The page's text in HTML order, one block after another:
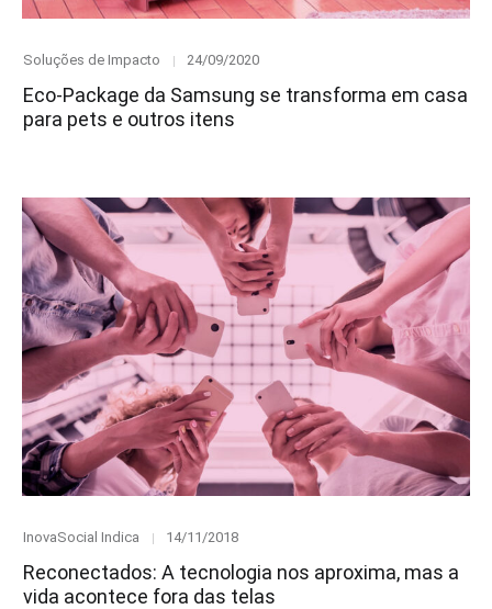
Category
Soluções de Impacto
Posted
24/09/2020
Eco-Package da Samsung se transforma em casa
para pets e outros itens
Category
InovaSocial Indica
Posted
14/11/2018
Reconectados: A tecnologia nos aproxima, mas a
vida acontece fora das telas